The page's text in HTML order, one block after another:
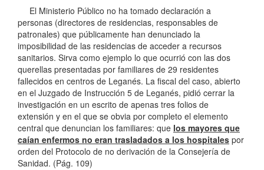
El Ministerio Público no ha tomado declaración a
personas (directores de residencias, responsables de
patronales) que públicamente han denunciado la
imposibilidad de las residencias de acceder a recursos
sanitarios. Sirva como ejemplo lo que ocurrió con las dos
querellas presentadas por familiares de 29 residentes
fallecidos en centros de Leganés. La fiscal del caso, abierto
en el Juzgado de Instrucción 5 de Leganés, pidió cerrar la
investigación en un escrito de apenas tres folios de
extensión y en el que se obvia por completo el elemento
central que denuncian los familiares: que los mayores que
caían enfermos no eran trasladados a los hospitales por
orden del Protocolo de no derivación de la Consejería de
Sanidad. (Pág. 109)